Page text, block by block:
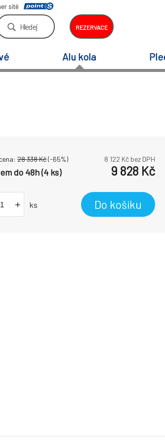
sítě
Hledej REZERVACE
Alu kola
28 338Kč(-65%) 8 122 Kč bez DPH
do 48h (4 ks) 9 828 Kč
+ ks Do košíku